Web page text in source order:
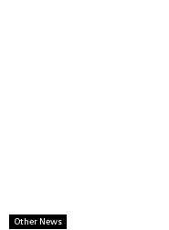
Other News